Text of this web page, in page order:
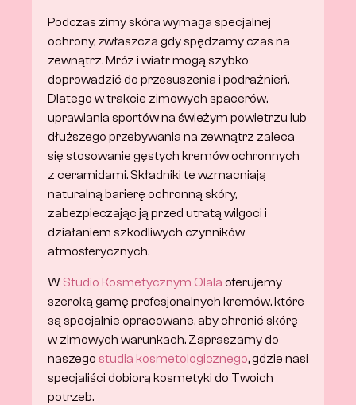
Podczas zimy skóra wymaga specjalnej
ochrony, zwłaszcza gdy spędzamy czas na
zewnątrz. Mróz i wiatr mogą szybko
doprowadzić do przesuszenia i podrażnień.
Dlatego w trakcie zimowych spacerów,
uprawiania sportów na świeżym powietrzu lub
dłuższego przebywania na zewnątrz zaleca
się stosowanie gęstych kremów ochronnych
z ceramidami. Składniki te wzmacniają
naturalną barierę ochronną skóry,
zabezpieczając ją przed utratą wilgoci i
działaniem szkodliwych czynników
atmosferycznych.
W Studio Kosmetycznym Olala oferujemy
szeroką gamę profesjonalnych kremów, które
są specjalnie opracowane, aby chronić skórę
w zimowych warunkach. Zapraszamy do
naszego studia kosmetologicznego, gdzie nasi
specjaliści dobiorą kosmetyki do Twoich
potrzeb.